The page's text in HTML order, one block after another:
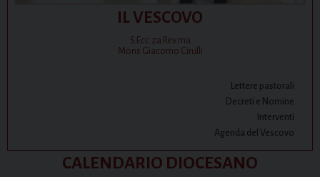
IL VESCOVO
S.Ecc.za Rev.ma
Mons Giacomo Cirulli
Lettere pastorali
Decreti e Nomine
Interventi
Agenda del Vescovo
CALENDARIO DIOCESANO